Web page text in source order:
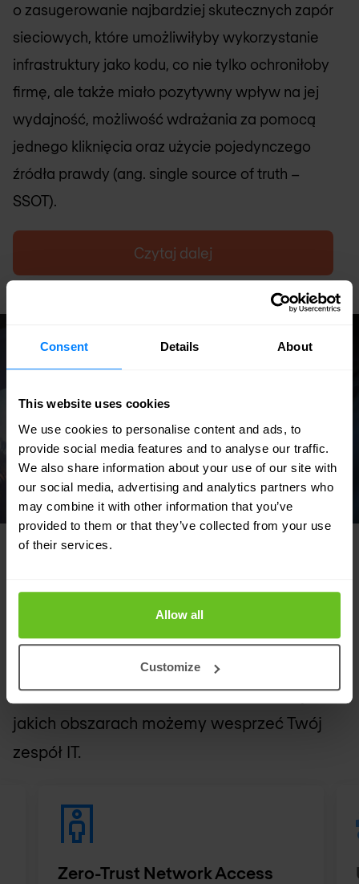
Consent Details About
This website uses cookies
We use cookies to personalise content and ads, to
provide social media features and to analyse our traffic.
We also share information about your use of our site with
our social media, advertising and analytics partners who
may combine it with other information that you’ve
provided to them or that they’ve collected from your use
of their services.
Allow all
Customize
o zasugerowanie najbardziej skutecznych zapór
sieciowych, które umożliwiłyby wykorzystanie
infrastruktury jako kodu, co nie tylko ochroniłoby
firmę, ale także miało pozytywny wpływ na jej
wydajność, możliwość wdrażania za pomocą
jednego kliknięcia oraz użycie pojedynczego
źródła prawdy (ang. single source of truth –
SSOT).
Czytaj dalej
Studium przypadku
Dostosowane do Twoich potrzeb
Nasza siła leży w elastyczności i skupieniu
się na tworzeniu niestandardowych
rozwiązań dla naszych klientów. Odkryj, w
jakich obszarach możemy wesprzeć Twój
zespół IT.
Zero-Trust Network Access